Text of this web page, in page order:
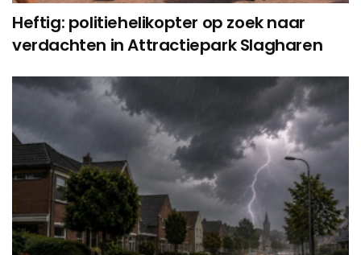
Heftig: politiehelikopter op zoek naar
verdachten in Attractiepark Slagharen